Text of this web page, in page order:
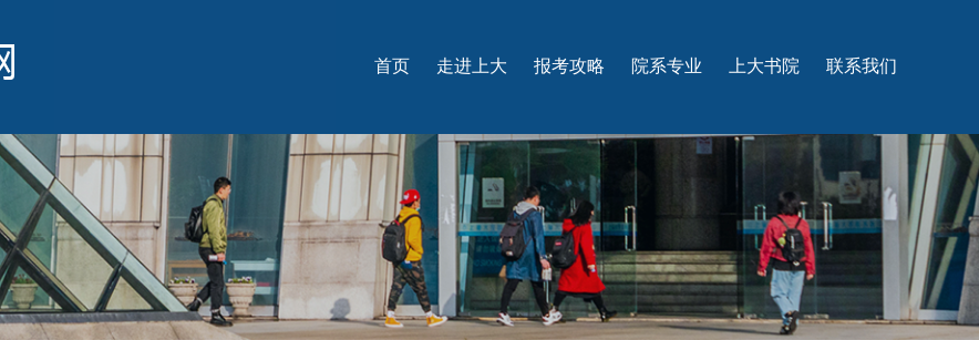
首页 走进上大 报考攻略 院系专业 上大书院 联系我们